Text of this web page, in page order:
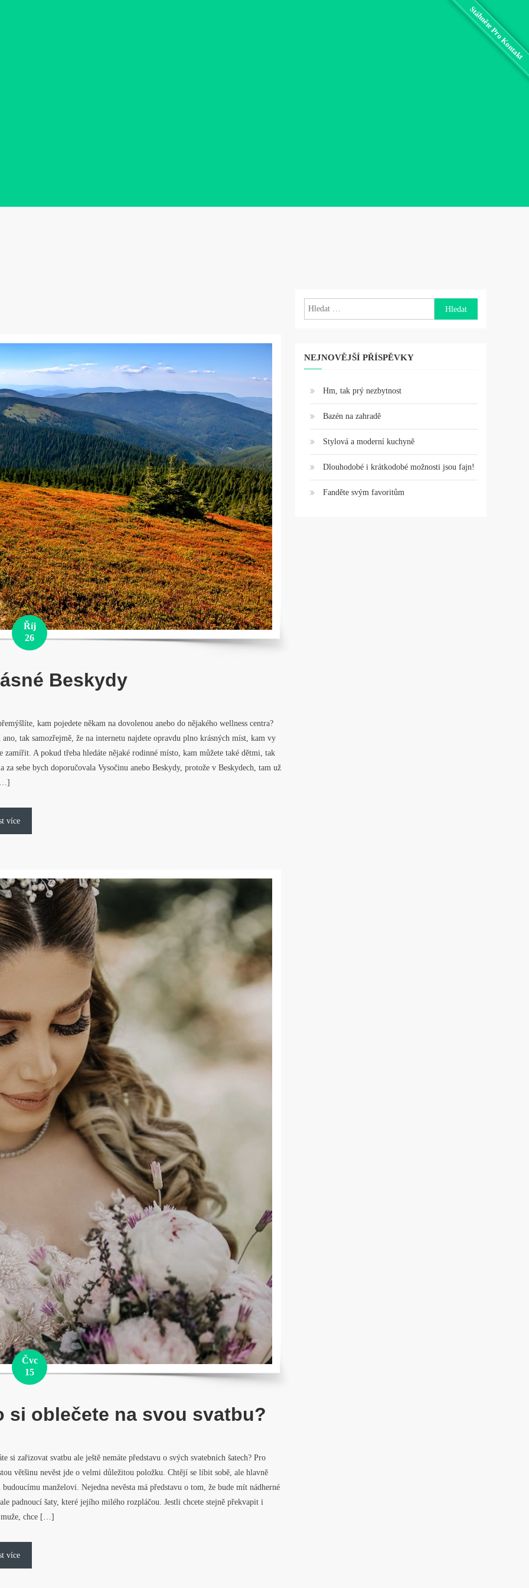
Říj
26
Beskydy
kam pojedete někam na dovolenou anebo do nějakého wellness centra?
ano, tak samozřejmě, že na internetu najdete opravdu plno krásných míst, kam vy
zamířit. A pokud třeba hledáte nějaké rodinné místo, kam můžete také dětmi, tak
za sebe bych doporučovala Vysočinu anebo Beskydy, protože v Beskydech, tam už
více
Čvc
15
si oblečete na svou svatbu?
si zařizovat svatbu ale ještě nemáte představu o svých svatebních šatech? Pro
většinu nevěst jde o velmi důležitou položku. Chtějí se líbit sobě, ale hlavně
budoucímu manželovi. Nejedna nevěsta má představu o tom, že bude mít nádherné
padnoucí šaty, které jejího milého rozpláčou. Jestli chcete stejně překvapit i
muže, chce […]
více
Vyhledávání
NEJNOVĚJŠÍ PŘÍSPĚVKY
Hm, tak prý nezbytnost
Bazén na zahradě
Stylová a moderní kuchyně
Dlouhodobé i krátkodobé možnosti jsou fajn!
Fanděte svým favoritům
Stáhněte Pro Kontakt